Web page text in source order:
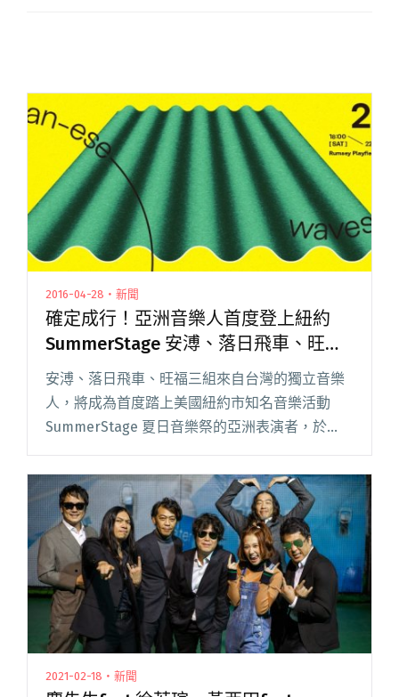
2016-04-28・新聞
確定成行！亞洲音樂人首度登上紐約
SummerStage 安溥、落日飛車、旺福
浪襲紐約
安溥、落日飛車、旺福三組來自台灣的獨立音樂
人，將成為首度踏上美國紐約市知名音樂活動
SummerStage 夏日音樂祭的亞洲表演者，於
7/16 的「台灣之夜」浪襲紐約中央公園！ 在
SummerStage 主辦單位 City Parks 閱讀全文 "確
定成行！亞洲音樂人首度登上紐約
SummerStage 安溥、落日飛車、旺福浪襲紐約"
2021-02-18・新聞